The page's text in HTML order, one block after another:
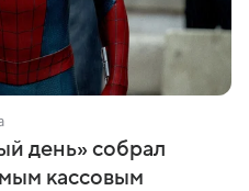
день» собрал
кассовым